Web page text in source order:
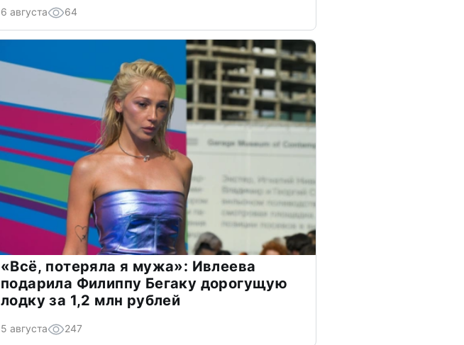
6 августа 64
«Всё, потеряла я мужа»: Ивлеева
подарила Филиппу Бегаку дорогущую
лодку за 1,2 млн рублей
5 августа 247